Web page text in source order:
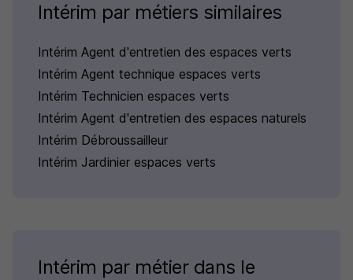
Intérim par métiers similaires
Intérim Agent d'entretien des espaces verts
Intérim Agent technique espaces verts
Intérim Technicien espaces verts
Intérim Agent d'entretien des espaces naturels
Intérim Débroussailleur
Intérim Jardinier espaces verts
Intérim par métier dans le